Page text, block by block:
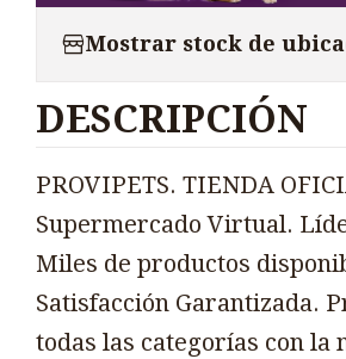
Mostrar stock de
DESCRIPCIÓN
PROVIPETS. TIENDA
Supermercado Virtual.
Miles de productos
Satisfacción Garantizada.
todas las categorías con la